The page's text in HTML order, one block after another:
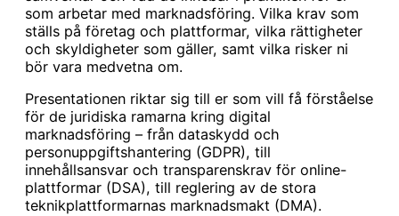
som arbetar med marknadsföring. Vilka krav som
ställs på företag och plattformar, vilka rättigheter
och skyldigheter som gäller, samt vilka risker ni
bör vara medvetna om.
Presentationen riktar sig till er som vill få förståelse
för de juridiska ramarna kring digital
marknadsföring – från dataskydd och
personuppgiftshantering (GDPR), till
innehållsansvar och transparenskrav för online-
plattformar (DSA), till reglering av de stora
teknikplattformarnas marknadsmakt (DMA).